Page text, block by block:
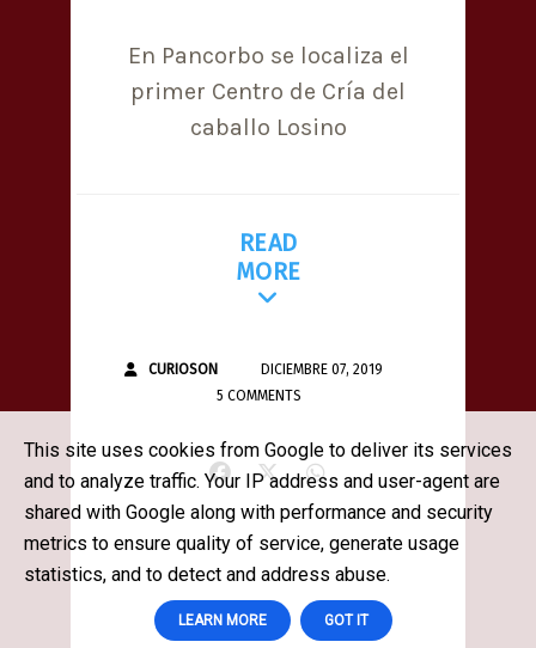
En Pancorbo se localiza el
primer Centro de Cría del
caballo Losino
READ
MORE
CURIOSON
DICIEMBRE 07, 2019
5 COMMENTS
This site uses cookies from Google to deliver its services
and to analyze traffic. Your IP address and user-agent are
shared with Google along with performance and security
metrics to ensure quality of service, generate usage
statistics, and to detect and address abuse.
LEARN MORE GOT IT